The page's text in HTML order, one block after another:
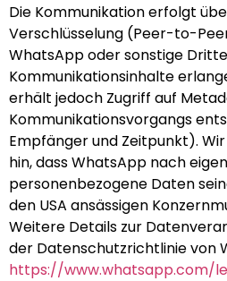
Die Kommunikation erfolgt
Verschlüsselung (Peer-to-
WhatsApp oder sonstige
Kommunikationsinhalte
erhält jedoch Zugriff auf
Kommunikationsvorgangs
Empfänger und Zeitpunkt).
hin, dass WhatsApp nach
personenbezogene Daten
den USA ansässigen
Weitere Details zur
der Datenschutzrichtlinie von
https://www.whatsapp.com/